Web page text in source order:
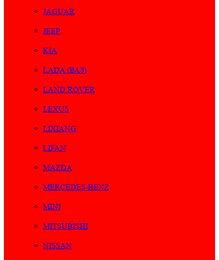
JAGUAR
JEEP
KIA
LADA (ВАЗ)
LAND ROVER
LEXUS
LIXIANG
LIFAN
MAZDA
MERCEDES-BENZ
MINI
MITSUBISHI
NISSAN